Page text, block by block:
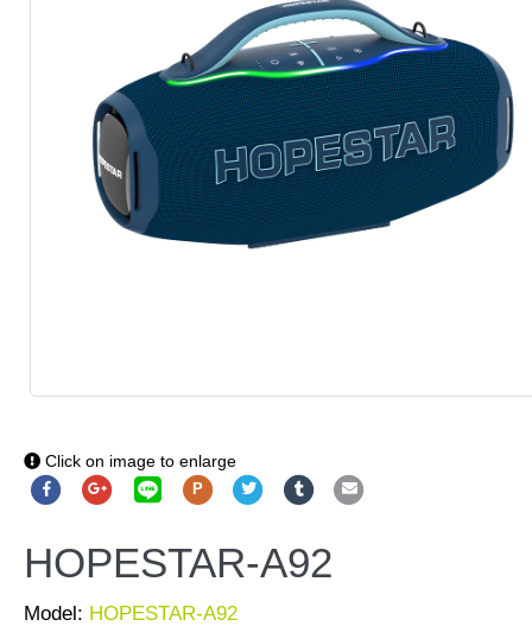
Click on image to enlarge
P
HOPESTAR-A92
Model: HOPESTAR-A92